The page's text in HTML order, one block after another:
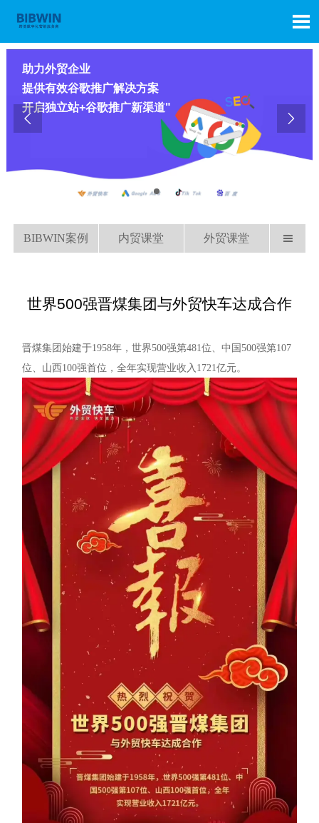

助力外贸企业
提供有效谷歌推广解决方案
开启独立站+谷歌推广新渠道"
 
BIBWIN案例 内贸课堂 外贸课堂 
世界500强晋煤集团与外贸快车达成合作
晋煤集团始建于1958年，世界500强第481位、中国500强第107
位、山西100强首位，全年实现营业收入1721亿元。